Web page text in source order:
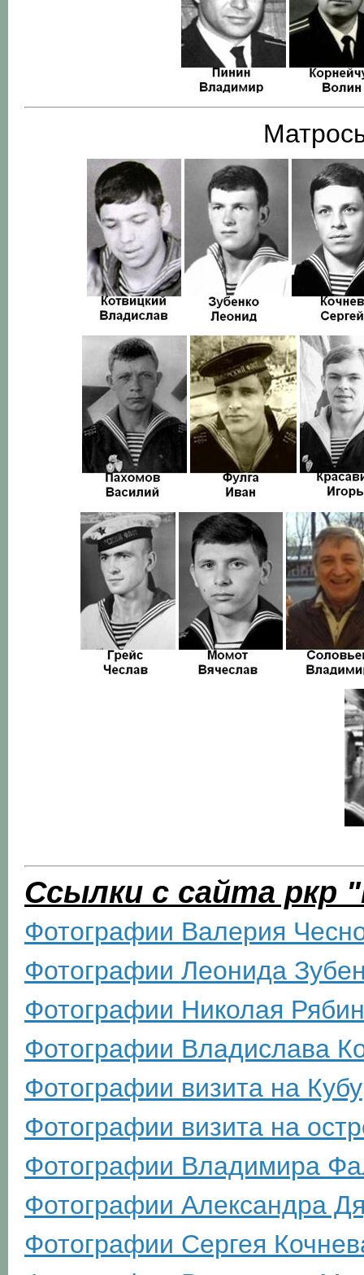
Ссылки с сайта ркр
Фотографии Валерия
Фотографии Леонида
Фотографии Николая
Фотографии Владислава
Фотографии визита на Кубу
Фотографии визита на
Фотографии Владимира
Фотографии Александра
Фотографии Сергея